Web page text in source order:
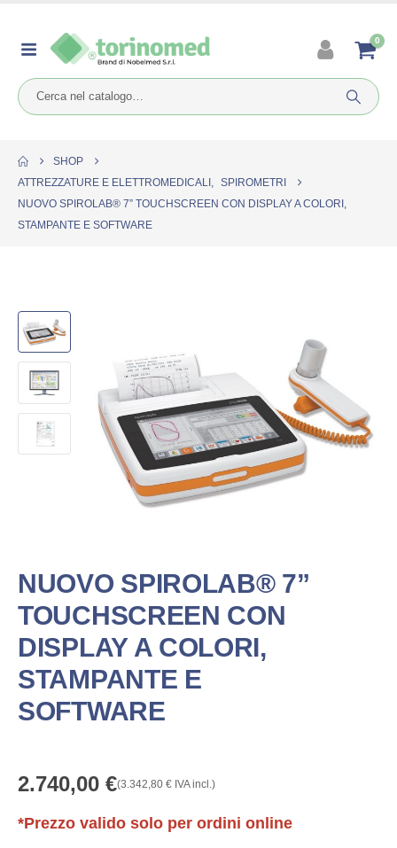
0
SHOP
ATTREZZATURE E ELETTROMEDICALI , SPIROMETRI
NUOVO SPIROLAB® 7” TOUCHSCREEN CON DISPLAY A COLORI,
STAMPANTE E SOFTWARE
NUOVO SPIROLAB® 7”
TOUCHSCREEN CON
DISPLAY A COLORI,
STAMPANTE E
SOFTWARE
2.740,00 €(3.342,80 € IVA incl.)
*Prezzo valido solo per ordini online